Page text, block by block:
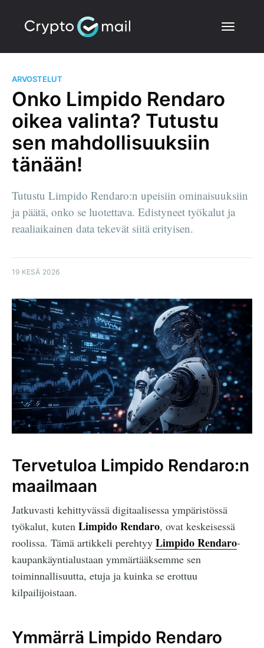
ARVOSTELUT
Onko Limpido Rendaro
oikea valinta? Tutustu
sen mahdollisuuksiin
tänään!
Tutustu Limpido Rendaro:n upeisiin ominaisuuksiin
ja päätä, onko se luotettava. Edistyneet työkalut ja
reaaliaikainen data tekevät siitä erityisen.
19 KESÄ 2026
Tervetuloa Limpido Rendaro:n
maailmaan
Jatkuvasti kehittyvässä digitaalisessa ympäristössä
työkalut, kuten Limpido Rendaro, ovat keskeisessä
roolissa. Tämä artikkeli perehtyy Limpido Rendaro-
kaupankäyntialustaan ymmärtääksemme sen
toiminnallisuutta, etuja ja kuinka se erottuu
kilpailijoistaan.
Ymmärrä Limpido Rendaro